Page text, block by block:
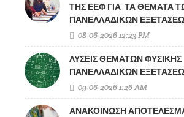
ΤΗΣ ΕΕΦ ΓΙΑ ΤΑ ΘΕΜΑΤΑ
ΠΑΝΕΛΛΑΔΙΚΩΝ
08-06-2026 12:23 PM
ΛΥΣΕΙΣ ΘΕΜΑΤΩΝ ΦΥΣΙΚΗΣ
ΠΑΝΕΛΛΑΔΙΚΩΝ
09-06-2026 1:26 AM
ΑΝΑΚΟΙΝΩΣΗ